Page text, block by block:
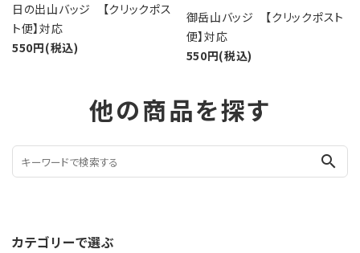
日の出山バッジ 【クリックポス
ト便】対応
550円(税込)
御岳山バッジ 【クリックポスト
便】対応
550円(税込)
他の商品を探す
search
カテゴリーで選ぶ